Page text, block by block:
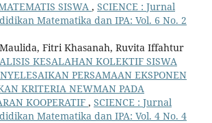
SISWA , SCIENCE : Jurnal
Matematika dan IPA: Vol. 6 No. 2
Fitri Khasanah, Ruvita Iffahtur
KESALAHAN KOLEKTIF SISWA
PERSAMAAN EKSPONEN
KRITERIA NEWMAN PADA
KOOPERATIF , SCIENCE : Jurnal
Matematika dan IPA: Vol. 4 No. 4